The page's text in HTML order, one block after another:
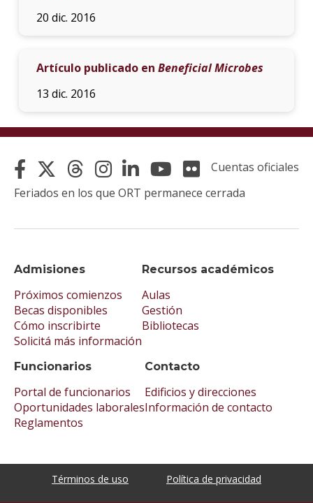
20 dic. 2016
Artículo publicado en Beneficial Microbes
13 dic. 2016
Admisiones
Próximos comienzos
Becas disponibles
Cómo inscribirte
Solicitá más información
Recursos académicos
Aulas
Gestión
Bibliotecas
Funcionarios
Portal de funcionarios
Oportunidades laborales
Reglamentos
Contacto
Edificios y direcciones
Información de contacto
Cuentas oficiales
Feriados en los que ORT permanece cerrada
Términos de uso Política de privacidad